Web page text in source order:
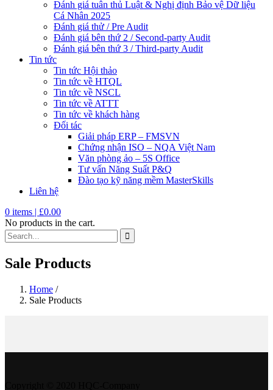
Đánh giá tuân thủ Luật & Nghị định Bảo vệ Dữ liệu
Cá Nhân 2025
Đánh giá thử / Pre Audit
Đánh giá bên thứ 2 / Second-party Audit
Đánh giá bên thứ 3 / Third-party Audit
Tin tức
Tin tức Hội thảo
Tin tức về HTQL
Tin tức về NSCL
Tin tức về ATTT
Tin tức về khách hàng
Đối tác
Giải pháp ERP – FMSVN
Chứng nhận ISO – NQA Việt Nam
Văn phòng ảo – 5S Office
Tư vấn Năng Suất P&Q
Đào tạo kỹ năng mềm MasterSkills
Liên hệ
0 items | £0.00
No products in the cart.
Sale Products
Home /
Sale Products